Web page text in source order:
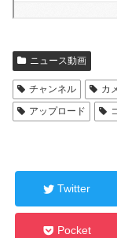
ニュース動画
チャンネル カ
アップロード
Twitter
Pocket